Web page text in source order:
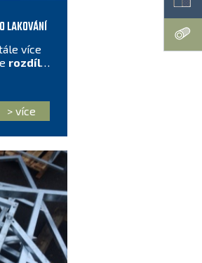
LAKOVÁNÍ
více
rozdíl
> více